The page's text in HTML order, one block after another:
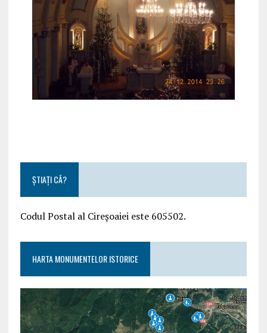
ȘTIAȚI CĂ?
Codul Postal al Cireșoaiei este 605502.
HARTA MONUMENTELOR ISTORICE